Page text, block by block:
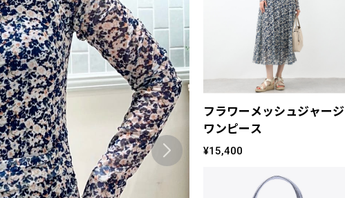
フラワーメッシュジャージ
ワンピース
¥15,400